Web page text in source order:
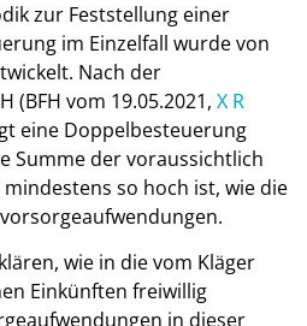
zur Feststellung einer
im Einzelfall wurde von
Nach der
(BFH vom 19.05.2021, X R
eine Doppelbesteuerung
Summe der voraussichtlich
so hoch ist, wie die
wie in die vom Kläger
Einkünften freiwillig
in dieser